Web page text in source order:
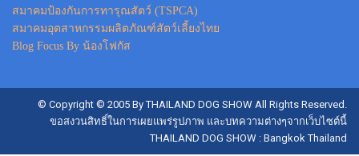
สมาคมป้องกันการทารุณสัตว์ (TSPCA)
สมาคมอุตสาหกรรมผลิตภัณฑ์สัตว์เลี้ยงไทย
Blog Focus By น้องโฟกัส
© Copyright © 2005 By THAILAND DOG SHOW All Rights Reserved.
ขอสงวนสิทธิ์ในการเผยแพร่รูปภาพ และบทความต่างๆจากเว็บไซต์นี้
THAILAND DOG SHOW : Bangkok Thailand